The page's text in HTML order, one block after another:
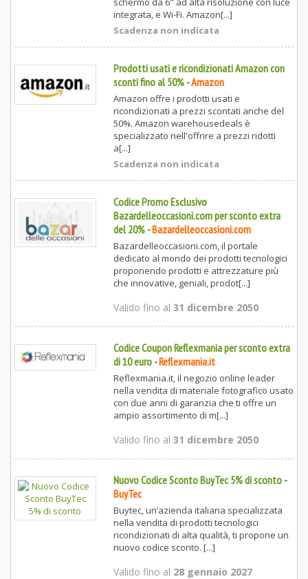
integrata, e Wi-Fi. Amazon[...]
Scadenza non indicata
Prodotti usati e ricondizionati Amazon con
sconti fino al 50%-Amazon
Amazon offre i prodotti usati e
ricondizionati a prezzi scontati anche del
50%. Amazon warehousedeals è
specializzato nell'offrire a prezzi ridotti
a[...]
Scadenza non indicata
Codice Promo Esclusivo
Bazardelleoccasioni.com per sconto extra
del 20%-Bazardelleoccasioni.com
Bazardelleoccasioni.com, il portale
dedicato al mondo dei prodotti tecnologici
proponendo prodotti e attrezzature più
che innovative, geniali, prodot[...]
Valido fino al 31 dicembre 2050
Codice Coupon Reflexmania per sconto extra
di 10 euro-Reflexmania.it
Reflexmania.it, il negozio online leader
nella vendita di materiale fotografico usato
con due anni di garanzia che ti offre un
ampio assortimento di m[...]
Valido fino al 31 dicembre 2050
Nuovo Codice Sconto BuyTec 5% di sconto-
BuyTec
Buytec, un’azienda italiana specializzata
nella vendita di prodotti tecnologici
ricondizionati di alta qualità, ti propone un
nuovo codice sconto. [...]
Valido fino al 28 gennaio 2027